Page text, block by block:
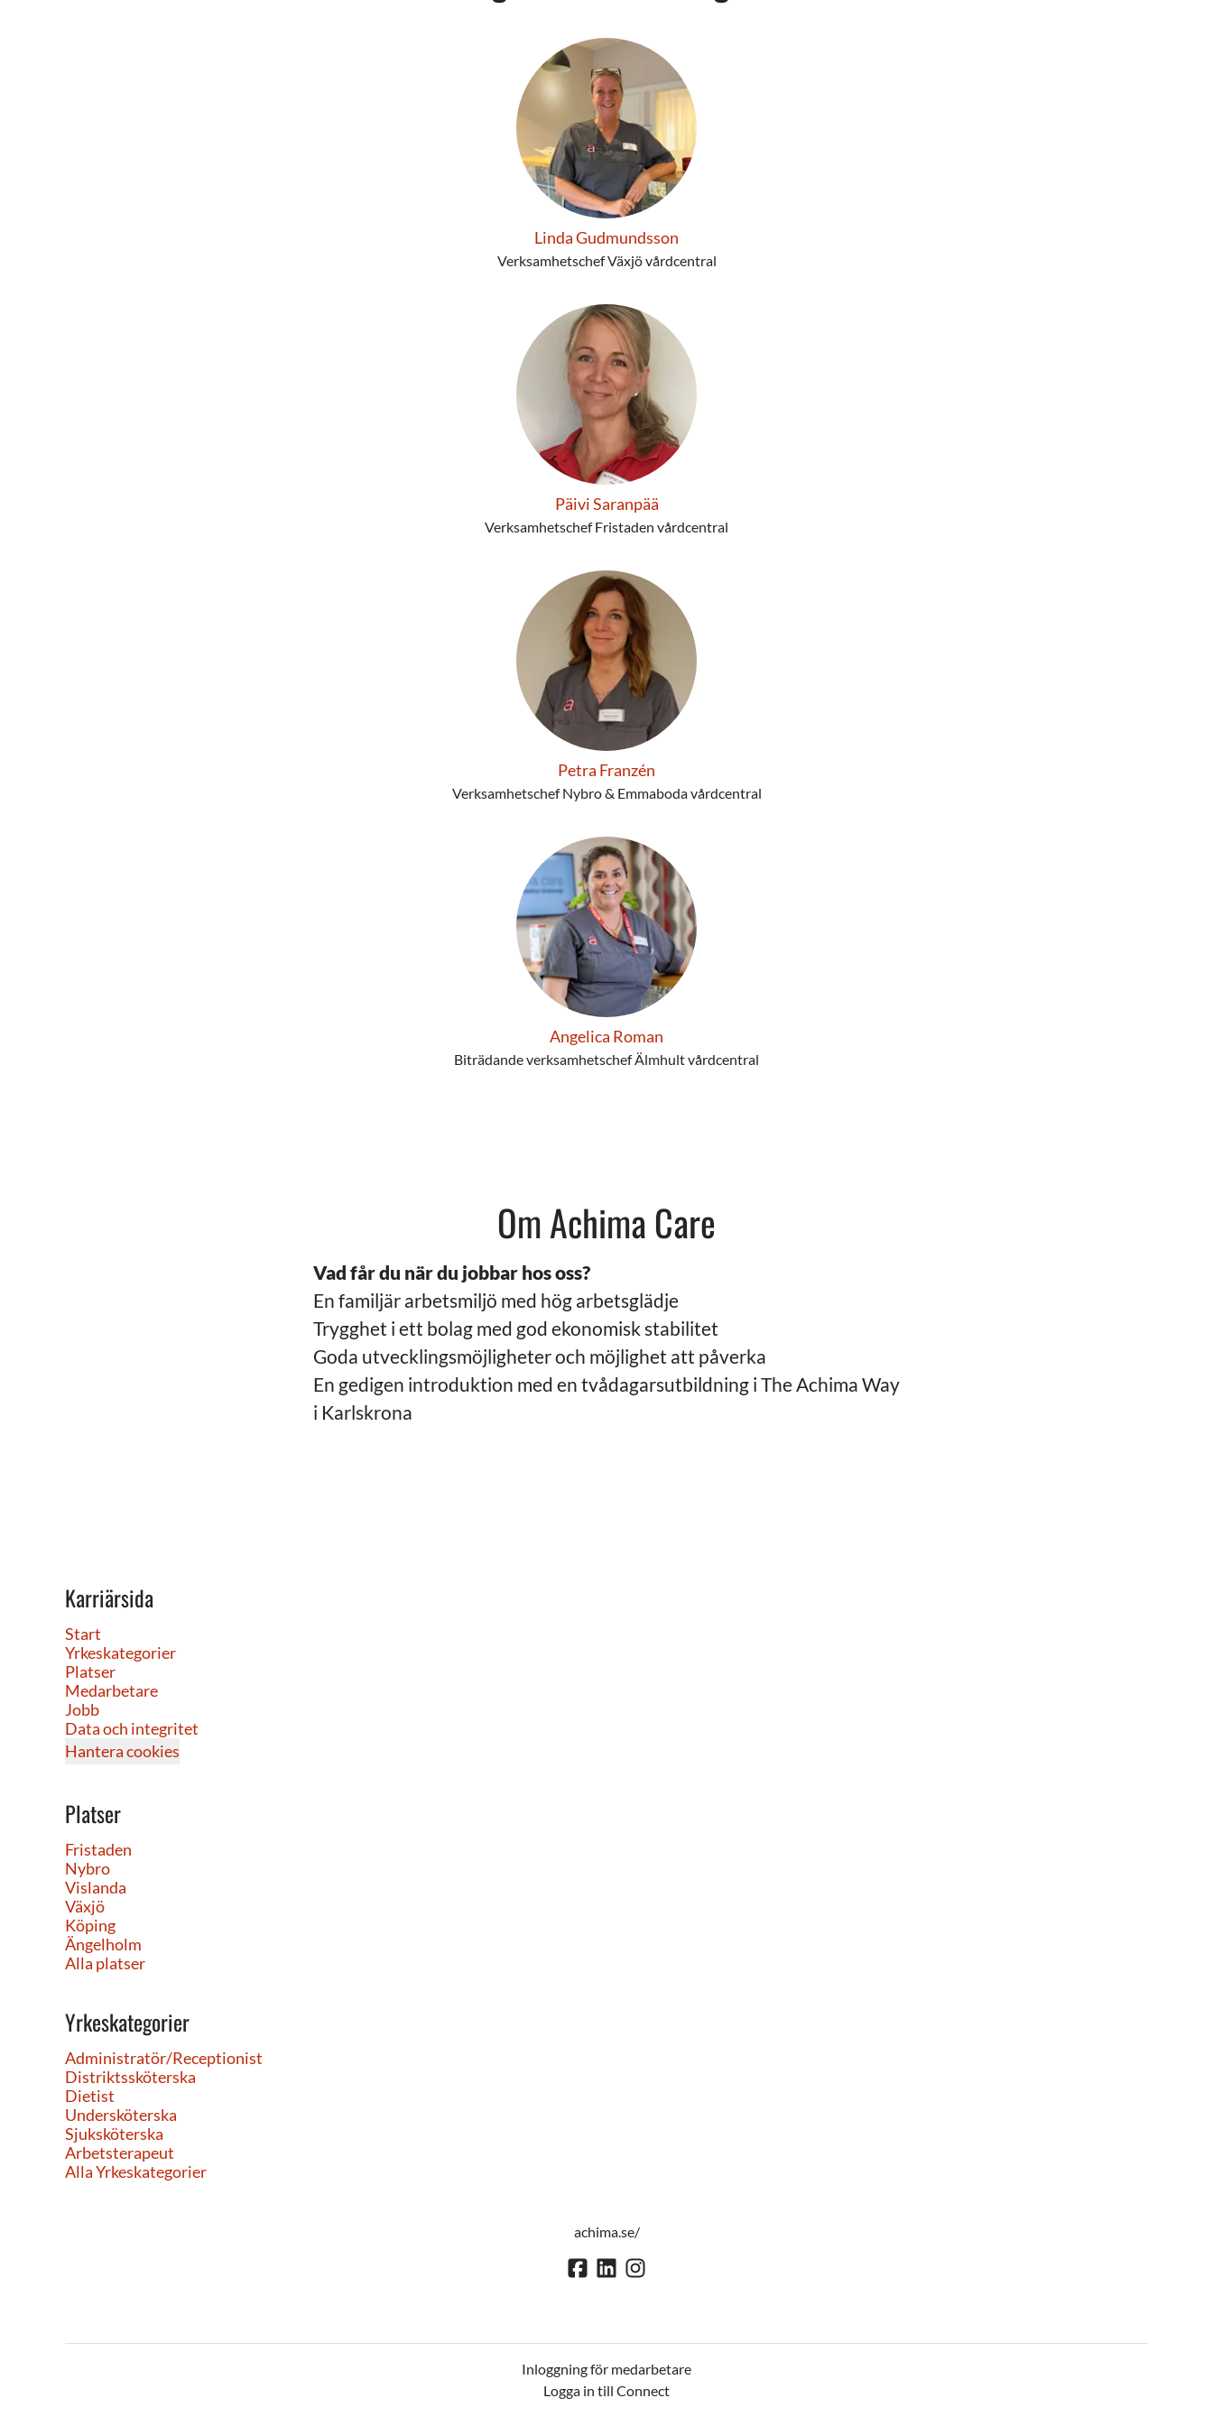
Linda Gudmundsson
Verksamhetschef Växjö vårdcentral
Päivi Saranpää
Verksamhetschef Fristaden vårdcentral
Petra Franzén
Verksamhetschef Nybro & Emmaboda vårdcentral
Angelica Roman
Biträdande verksamhetschef Älmhult vårdcentral
Om Achima Care
Vad får du när du jobbar hos oss?
En familjär arbetsmiljö med hög arbetsglädje
Trygghet i ett bolag med god ekonomisk stabilitet
Goda utvecklingsmöjligheter och möjlighet att påverka
En gedigen introduktion med en tvådagarsutbildning i The Achima Way
i Karlskrona
Karriärsida
Start
Yrkeskategorier
Platser
Medarbetare
Jobb
Data och integritet
Hantera cookies
Platser
Fristaden
Nybro
Vislanda
Växjö
Köping
Ängelholm
Alla platser
Yrkeskategorier
Administratör/Receptionist
Distriktssköterska
Dietist
Undersköterska
Sjuksköterska
Arbetsterapeut
Alla Yrkeskategorier
achima.se/
Inloggning för medarbetare
Logga in till Connect